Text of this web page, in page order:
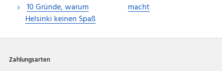
10 Gründe, warum
Helsinki keinen Spaß
macht